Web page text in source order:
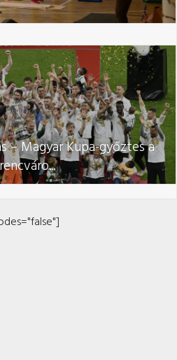
– Magyar Kupa-győztes a